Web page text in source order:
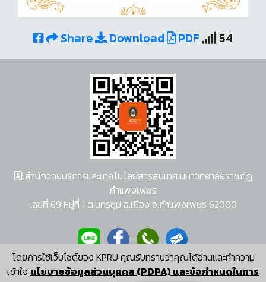
Share Download PDF 54
โดยการใช้เว็บไซต์ของ KPRU คุณรับทราบว่าคุณได้อ่านและทำความ
เข้าใจ นโยบายข้อมูลส่วนบุคคล (PDPA) และข้อกำหนดในการ
สำนักวิทยบริการและเทคโนโลยีสารสนเทศ มหาวิทยาลัยราชภัฏ
กำแพงเพชร
เลขที่ 69 หมู่ที่ 1 ต.นครชุม อ.เมือง จ.กำแพงเพชร 62000
ผู้พัฒนาระบบ อนุชา พวงผกา